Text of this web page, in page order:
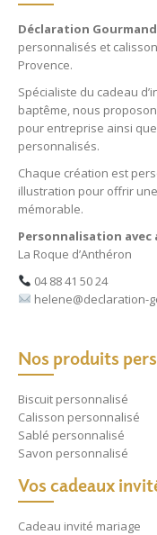
Déclaration
personnalisés et
Provence.
Spécialiste du cadeau
baptême, nous
pour entreprise ainsi
personnalisés.
Chaque création est
illustration pour offrir
mémorable.
Personnalisation avec
La Roque d’Anthéron
04 88 41 50 24
helene@declaration-
Nos produits
Biscuit personnalisé
Calisson personnalisé
Sablé personnalisé
Savon personnalisé
Vos cadeaux
Cadeau invité mariage